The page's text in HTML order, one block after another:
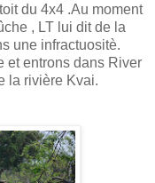
du 4x4 .Au moment
, LT lui dit de la
une infractuositè.
et entrons dans River
la rivière Kvai.